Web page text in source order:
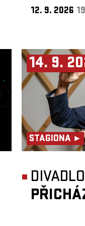
12. 9. 2026
14. 9.
STAGIONA ►